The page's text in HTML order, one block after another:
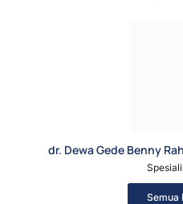
dr. Dewa Gede Benny
Semua